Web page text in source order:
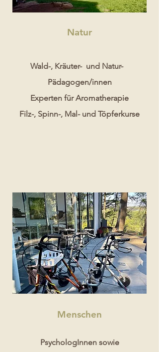
Natur
Wald-, Kräuter- und Natur-
Pädagogen/innen
Experten für Aromatherapie
Filz-, Spinn-, Mal- und Töpferkurse
Menschen
PsychologInnen sowie